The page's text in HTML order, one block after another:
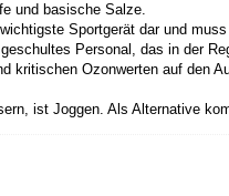
und basische Salze.
Sportgerät dar und
Personal, das in der
kritischen Ozonwerten auf den
ist Joggen. Als Alternative